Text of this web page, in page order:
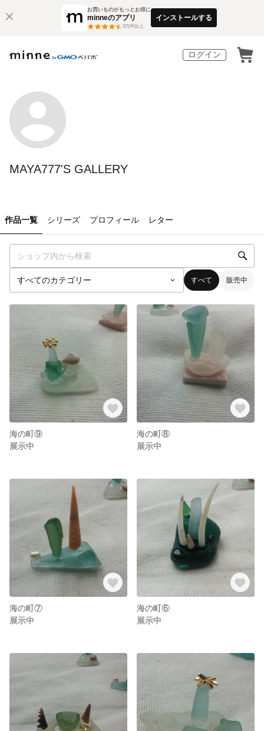
お買いものがもっとお得に
minneのアプリ
3万件以上
インストールする
ログイン
MAYA777'S GALLERY
作品一覧 シリーズ プロフィール レター
すべて 販売中
海の町⑨
展示中
海の町⑧
展示中
海の町⑦
展示中
海の町⑥
展示中